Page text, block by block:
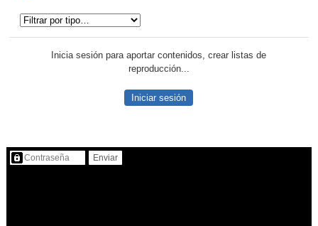
Inicia sesión para aportar contenidos, crear listas de
reproducción...
Iniciar sesión
Contenido protegido…